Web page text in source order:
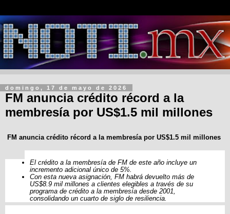
domingo, 17 de mayo de 2026
FM anuncia crédito récord a la
membresía por US$1.5 mil millones
FM anuncia crédito récord a la membresía por US$1.5 mil millones
El crédito a la membresía de FM de este año incluye un
incremento adicional único de 5%.
Con esta nueva asignación, FM habrá devuelto más de
US$8.9 mil millones a clientes elegibles a través de su
programa de crédito a la membresía desde 2001,
consolidando un cuarto de siglo de resiliencia.